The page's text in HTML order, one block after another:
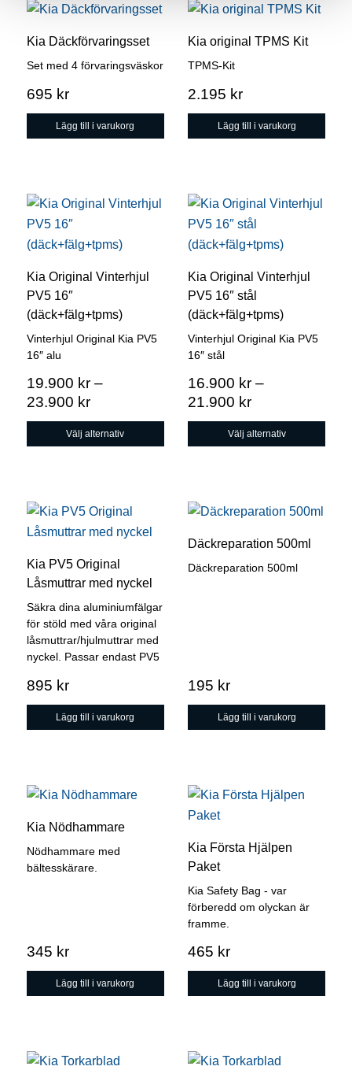
Kia Däckförvaringsset
Set med 4 förvaringsväskor
695 kr
Lägg till i varukorg
Kia original TPMS Kit
TPMS-Kit
2.195 kr
Lägg till i varukorg
Kia Original Vinterhjul
PV5 16″
(däck+fälg+tpms)
Vinterhjul Original Kia PV5
16″ alu
19.900 kr –
23.900 krPrisintervall:
19.900 kr
till
Välj alternativ
Den
här
produkten
flera
De
olika
kan
väljas
produktsidan
Kia Original Vinterhjul
PV5 16″ stål
(däck+fälg+tpms)
Vinterhjul Original Kia PV5
16″ stål
16.900 kr –
21.900 krPrisintervall:
16.900 kr
till
Välj alternativ
Den
här
produkten
flera
De
olika
kan
väljas
produktsidan
Kia PV5 Original
Låsmuttrar med nyckel
Säkra dina aluminiumfälgar
för stöld med våra original
låsmuttrar/hjulmuttrar med
nyckel. Passar endast PV5
895 kr
Lägg till i varukorg
Däckreparation 500ml
Däckreparation 500ml
195 kr
Lägg till i varukorg
Kia Nödhammare
Nödhammare med
bältesskärare.
345 kr
Lägg till i varukorg
Kia Första Hjälpen
Paket
Kia Safety Bag - var
förberedd om olyckan är
framme.
465 kr
Lägg till i varukorg